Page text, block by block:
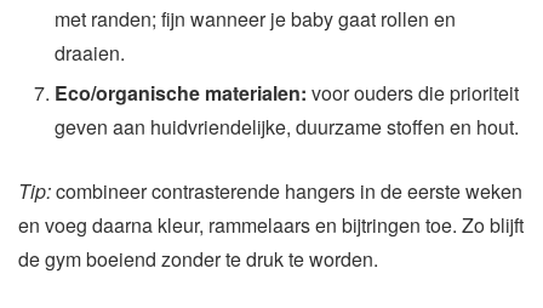
met randen; fijn wanneer je baby gaat rollen en
draaien.
Eco/organische materialen: voor ouders die prioriteit
geven aan huidvriendelijke, duurzame stoffen en hout.
Tip:combineer contrasterende hangers in de eerste weken
en voeg daarna kleur, rammelaars en bijtringen toe. Zo blijft
de gym boeiend zonder te druk te worden.